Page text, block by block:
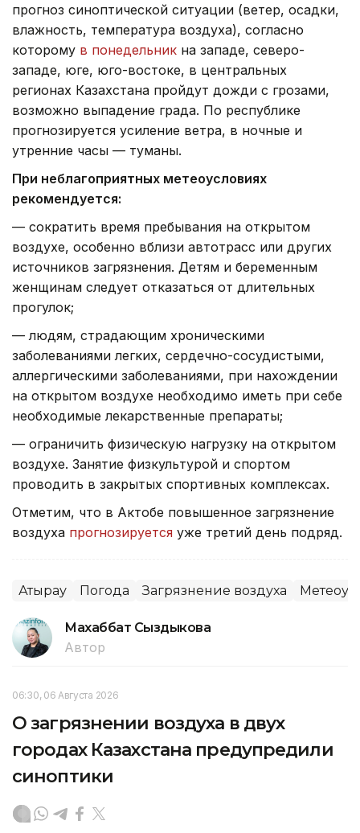
прогноз синоптической ситуации (ветер, осадки,
влажность, температура воздуха), согласно
которому в понедельник на западе, северо-
западе, юге, юго-востоке, в центральных
регионах Казахстана пройдут дожди с грозами,
возможно выпадение града. По республике
прогнозируется усиление ветра, в ночные и
утренние часы — туманы.
При неблагоприятных метеоусловиях
рекомендуется:
— сократить время пребывания на открытом
воздухе, особенно вблизи автотрасс или других
источников загрязнения. Детям и беременным
женщинам следует отказаться от длительных
прогулок;
— людям, страдающим хроническими
заболеваниями легких, сердечно-сосудистыми,
аллергическими заболеваниями, при нахождении
на открытом воздухе необходимо иметь при себе
необходимые лекарственные препараты;
— ограничить физическую нагрузку на открытом
воздухе. Занятие физкультурой и спортом
проводить в закрытых спортивных комплексах.
Отметим, что в Актобе повышенное загрязнение
воздуха прогнозируется уже третий день подряд.
Атырау Погода Загрязнение воздуха
Махаббат Сыздыкова
Автор
06:30, 06 Августа 2026
О загрязнении воздуха в двух
городах Казахстана предупредили
синоптики